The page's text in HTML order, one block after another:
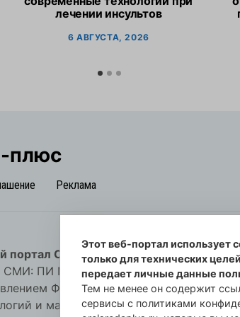
лечении инсультов
6 АВГУСТА, 2026
плюс
Реклама
портал Орловская cреда-плюс, 2021-
СМИ: ПИ №57-00254 от 29 октября 2013
Федеральной службы по
и массовых коммуникаций по
Этот веб-портал использует
только для технических
передает личные данные
Тем не менее он содержит
сервисы с политиками